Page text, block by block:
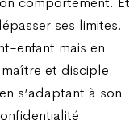
ses limites.
enfant mais en
et disciple.
s’adaptant à son